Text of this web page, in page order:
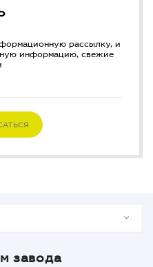
рассылку, и
информацию, свежие
завода